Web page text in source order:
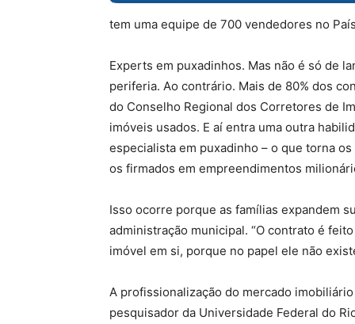
tem uma equipe de 700 vendedores no
Experts em puxadinhos. Mas não é só de
periferia. Ao contrário. Mais de 80% dos
do Conselho Regional dos Corretores de
imóveis usados. E aí entra uma outra
especialista em puxadinho – o que torna
os firmados em empreendimentos
Isso ocorre porque as famílias expandem
administração municipal. “O contrato é
imóvel em si, porque no papel ele não
A profissionalização do mercado
pesquisador da Universidade Federal do